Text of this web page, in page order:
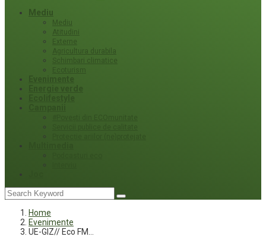
Mediu
Mediu
Atitudini
Externe
Agricultura durabila
Schimbari climatice
Ecoturism
Home
Evenimente
UE-GIZ// Eco FM…